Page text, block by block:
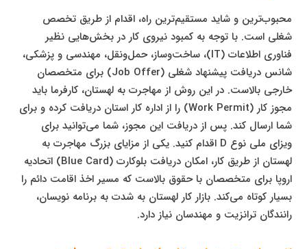
محبوب‌ترین و شاید مستقیم‌ترین راه، اقدام از طریق تخصص
شغلی است. با توجه به کمبود نیروی کار در بخش‌هایی نظیر
فناوری اطلاعات (IT)، ساخت‌وساز، حمل‌ونقل، مهندسی و پزشکی،
شانس دریافت پیشنهاد شغلی (Job Offer) برای متخصصان
خارجی بالاست. در این روش از مهاجرت به لهستان، کارفرما باید
مجوز کار (Work Permit) را از اداره کار استان دریافت کرده و برای
شما ارسال کند. پس از دریافت این مجوز، شما می‌توانید برای
ویزای ملی نوع D اقدام کنید. یکی از مزایای بزرگ مهاجرت به
لهستان از طریق کار، امکان دریافت بلوکارت (Blue Card) اتحادیه
اروپا برای متخصصان با حقوق بالاست که مسیر اخذ اقامت دائم را
بسیار کوتاه می‌کند. بازار کار لهستان به شدت به برنامه نویسان،
رانندگان ترانزیت و مهندسان نیاز دارد.